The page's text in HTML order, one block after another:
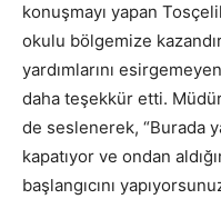
konuşmayı yapan
okulu bölgemize
yardımlarını
daha teşekkür etti.
de seslenerek, “Burada
kapatıyor ve ondan
başlangıcını